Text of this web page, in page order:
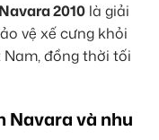
2010 là giải
vệ xế cưng khỏi
đồng thời tối
Navara và nhu